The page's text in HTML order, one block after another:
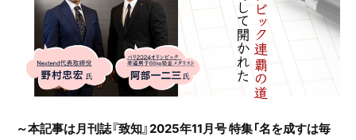
o
o
k
～本記事は月刊誌『致知』2025年11月号 特集「名を成すは毎